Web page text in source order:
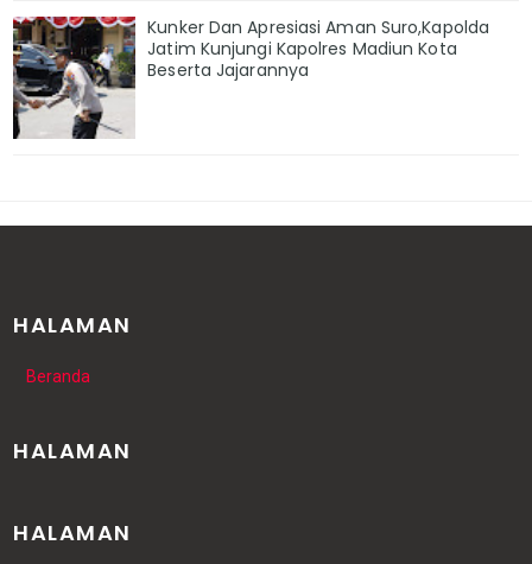
Kunker Dan Apresiasi Aman Suro,Kapolda
Jatim Kunjungi Kapolres Madiun Kota
Beserta Jajarannya
HALAMAN
Beranda
HALAMAN
HALAMAN